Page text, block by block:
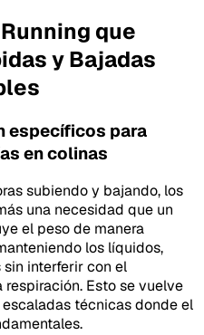
que
y Bajadas
específicos para
en colinas
subiendo y bajando, los
una necesidad que un
el peso de manera
los líquidos,
interferir con el
Esto se vuelve
técnicas donde el